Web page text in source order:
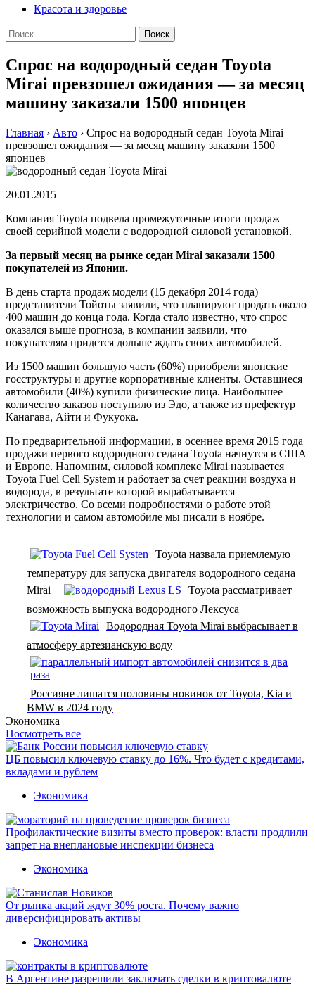
Красота и здоровье
Найти:
Спрос на водородный седан Toyota
Mirai превзошел ожидания — за месяц
машину заказали 1500 японцев
Главная › Авто › Спрос на водородный седан Toyota Mirai
превзошел ожидания — за месяц машину заказали 1500
японцев
20.01.2015
Компания Toyota подвела промежуточные итоги продаж
своей серийной модели с водородной силовой установкой.
Зa пeрвый мeсяц нa рынкe седан Mirai заказали 1500
покупателей из Японии.
В день старта продаж модели (15 декабря 2014 года)
представители Тойоты заявили, что планируют продать около
400 машин до конца года. Когда стало известно, что спрос
оказался выше прогноза, в компании заявили, что
покупателям придется дольше ждать своих автомобилей.
Из 1500 машин большую часть (60%) приобрели японские
госструктуры и другие корпоративные клиенты. Оставшиеся
автомобили (40%) купили физические лица. Наибольшее
количество заказов поступило из Эдо, а также из префектур
Канагава, Айти и Фукуока.
По предварительной информации, в осеннее время 2015 года
продажи первого водородного седана Toyota начнутся в США
и Европе. Напомним, силовой комплекс Mirai называется
Toyota Fuel Cell System и работает за счет реакции воздуха и
водорода, в результате которой вырабатывается
электричество. Со всеми подробностями о работе этой
технологии и самом автомобиле мы писали в ноябре.
Toyota назвала приемлемую
температуру для запуска двигателя водородного седана
Mirai
Toyota рассматривает
возможность выпуска водородного Лексуса
Водородная Toyota Mirai выбрасывает в
атмосферу артезианскую воду
Россияне лишатся половины новинок от Toyota, Kia и
BMW в 2024 году
Экономика
Посмотреть все
ЦБ повысил ключевую ставку до 16%. Что будет с кредитами,
вкладами и рублем
Экономика
Профилактические визиты вместо проверок: власти продлили
запрет на внеплановые инспекции бизнеса
Экономика
От рынка акций ждут 30% роста. Почему важно
диверсифицировать активы
Экономика
В Аргентине разрешили заключать сделки в криптовалюте